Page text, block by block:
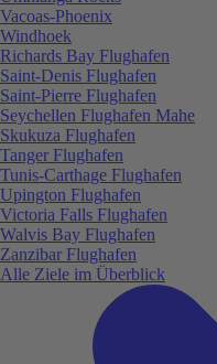
Vacoas-Phoenix
Windhoek
Richards Bay Flughafen
Saint-Denis Flughafen
Saint-Pierre Flughafen
Seychellen Flughafen Mahe
Skukuza Flughafen
Tanger Flughafen
Tunis-Carthage Flughafen
Upington Flughafen
Victoria Falls Flughafen
Walvis Bay Flughafen
Zanzibar Flughafen
Alle Ziele im Überblick